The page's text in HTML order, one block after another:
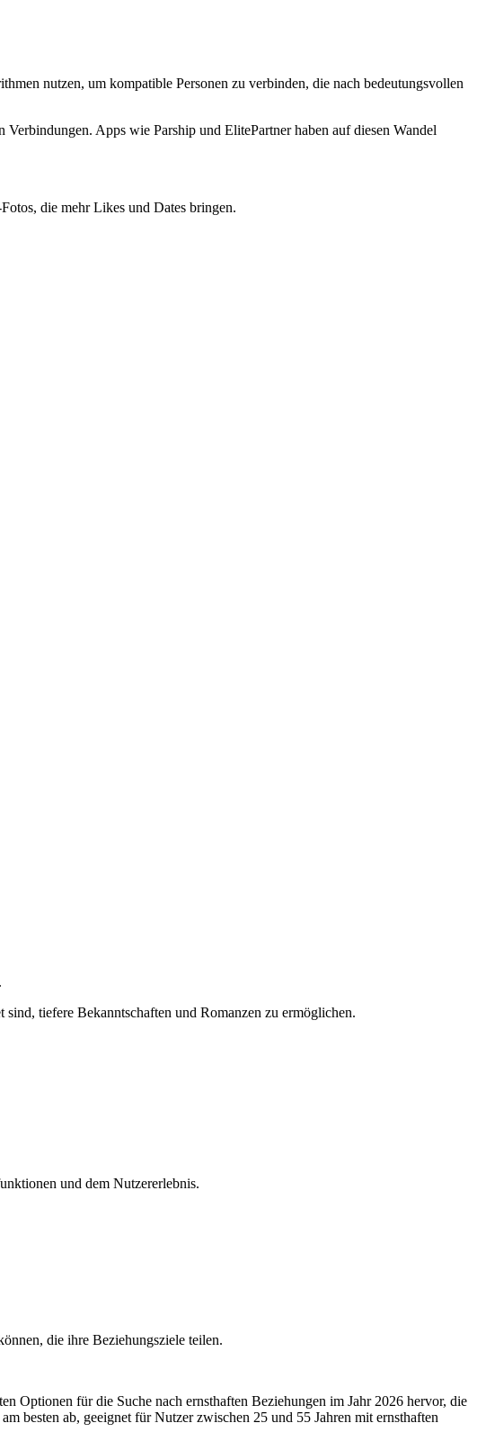
nutzen, um kompatible Personen zu verbinden, die nach bedeutungsvollen
Apps wie Parship und ElitePartner haben auf diesen Wandel
die mehr Likes und Dates bringen.
tiefere Bekanntschaften und Romanzen zu ermöglichen.
und dem Nutzererlebnis.
die ihre Beziehungsziele teilen.
Optionen für die Suche nach ernsthaften Beziehungen im Jahr 2026 hervor, die
besten ab, geeignet für Nutzer zwischen 25 und 55 Jahren mit ernsthaften